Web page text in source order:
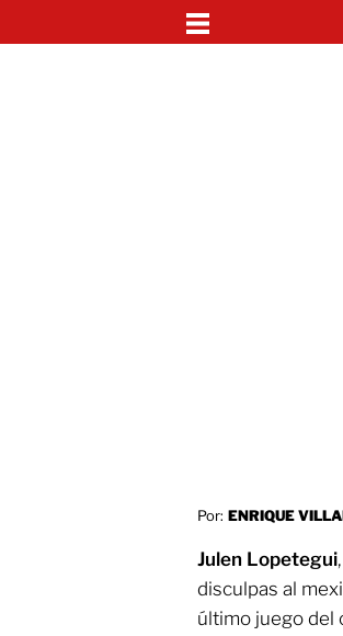
Por: ENRIQUE
Julen Lopetegui
disculpas al
último juego del